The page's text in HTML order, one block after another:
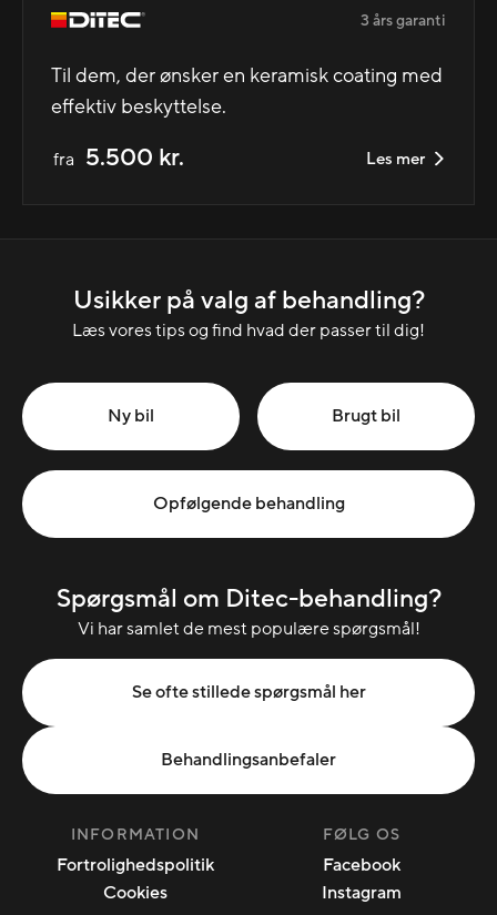
3 års garanti
Til dem, der ønsker en keramisk coating med
effektiv beskyttelse.
fra 5.500 kr. Les mer
Usikker på valg af behandling?
Læs vores tips og find hvad der passer til dig!
Ny bil Brugt bil
Opfølgende behandling
Spørgsmål om Ditec-behandling?
Vi har samlet de mest populære spørgsmål!
Se ofte stillede spørgsmål her
Behandlingsanbefaler
INFORMATION
Fortrolighedspolitik
Cookies
FØLG OS
Facebook
Instagram